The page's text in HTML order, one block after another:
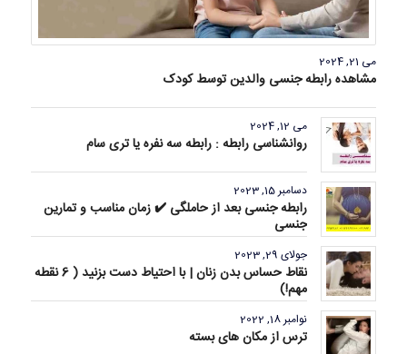
می 21, 2024
مشاهده رابطه جنسی والدین توسط کودک
می 12, 2024
روانشناسی رابطه : رابطه سه نفره یا تری سام
دسامبر 15, 2023
رابطه جنسی بعد از حاملگی ✔️ زمان مناسب و تمارین
جنسی
جولای 29, 2023
نقاط حساس بدن زنان | با احتیاط دست بزنید ( 6 نقطه
مهم!)
نوامبر 18, 2022
ترس از مکان های بسته